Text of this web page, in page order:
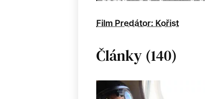
Film Predátor: Kořist
Články (140)